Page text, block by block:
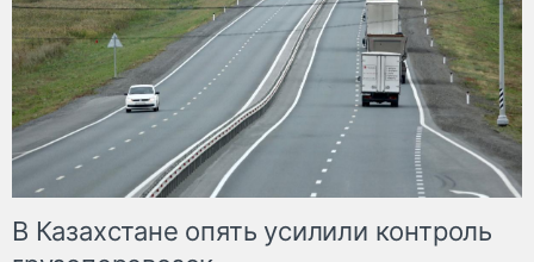
В Казахстане опять усилили контроль